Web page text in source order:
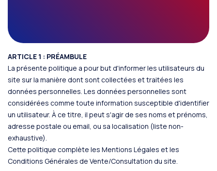
ARTICLE 1 : PRÉAMBULE
La présente politique a pour but d'informer les utilisateurs du
site sur la manière dont sont collectées et traitées les
données personnelles. Les données personnelles sont
considérées comme toute information susceptible d'identifier
un utilisateur. À ce titre, il peut s'agir de ses noms et prénoms,
adresse postale ou email, ou sa localisation (liste non-
exhaustive).
Cette politique complète les Mentions Légales et les
Conditions Générales de Vente/Consultation du site.